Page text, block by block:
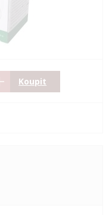
Koupit